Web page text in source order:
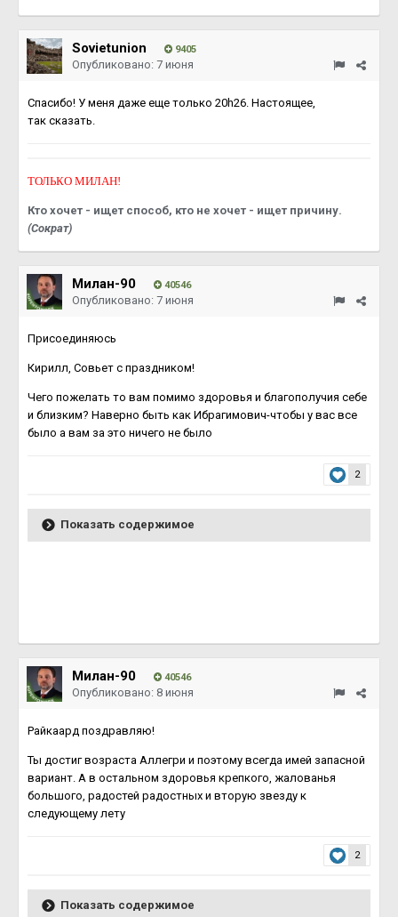
Sovietunion 9405
Опубликовано: 7 июня
Спасибо! У меня даже еще только 20h26. Настоящее,
так сказать.
ТОЛЬКО МИЛАН!
Кто хочет - ищет способ, кто не хочет - ищет причину.
(Сократ)
Милан-90 40546
Опубликовано: 7 июня
Присоединяюсь
Кирилл, Совьет с праздником!
Чего пожелать то вам помимо здоровья и благополучия себе
и близким? Наверно быть как Ибрагимович-чтобы у вас все
было а вам за это ничего не было
2
Показать содержимое
Милан-90 40546
Опубликовано: 8 июня
Райкаард поздравляю!
Ты достиг возраста Аллегри и поэтому всегда имей запасной
вариант. А в остальном здоровья крепкого, жалованья
большого, радостей радостных и вторую звезду к
следующему лету
2
Показать содержимое